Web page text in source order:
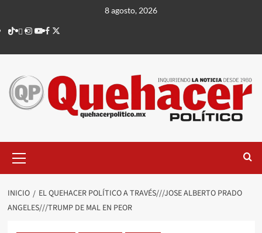
contenido
8 agosto, 2026
TikTok
threads
Instagram
Youtube
Facebook
X
principal
INICIO
EL QUEHACER POLÍTICO A TRAVÉS///JOSE ALBERTO PRADO
ANGELES///TRUMP DE MAL EN PEOR